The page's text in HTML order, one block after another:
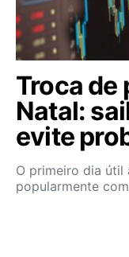
Troca de
Natal:
evite
O primeiro dia útil
popularmente